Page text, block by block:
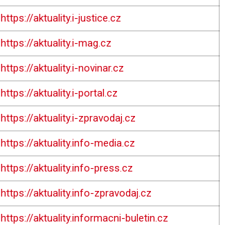
https://aktuality.i-justice.cz
https://aktuality.i-mag.cz
https://aktuality.i-novinar.cz
https://aktuality.i-portal.cz
https://aktuality.i-zpravodaj.cz
https://aktuality.info-media.cz
https://aktuality.info-press.cz
https://aktuality.info-zpravodaj.cz
https://aktuality.informacni-buletin.cz